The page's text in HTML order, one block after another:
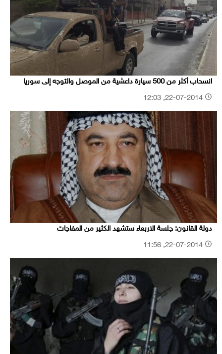
انسحاب أكثر من 500 سيارة داعشية من الموصل والتوجه إلى سوريا
دولة القانون: جلسة الاربعاء ستشهد الكثير من المفاجات